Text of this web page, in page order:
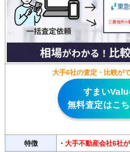
大手6社の査定・比較が
すまい
無料査定はこ
特徴 ・ 大手不動産会社6社